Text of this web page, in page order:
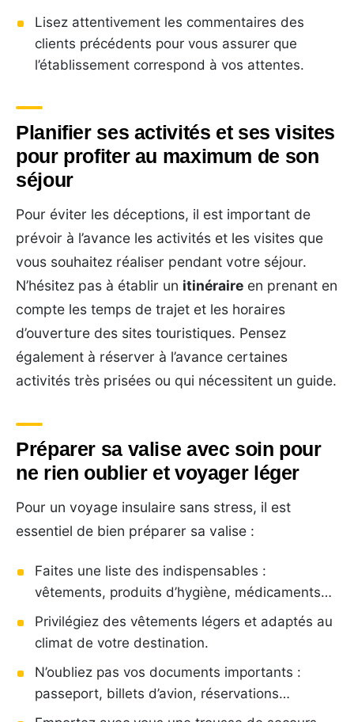
Lisez attentivement les commentaires des
clients précédents pour vous assurer que
l’établissement correspond à vos attentes.
Planifier ses activités et ses visites
pour profiter au maximum de son
séjour
Pour éviter les déceptions, il est important de
prévoir à l’avance les activités et les visites que
vous souhaitez réaliser pendant votre séjour.
N’hésitez pas à établir un itinéraire en prenant en
compte les temps de trajet et les horaires
d’ouverture des sites touristiques. Pensez
également à réserver à l’avance certaines
activités très prisées ou qui nécessitent un guide.
Préparer sa valise avec soin pour
ne rien oublier et voyager léger
Pour un voyage insulaire sans stress, il est
essentiel de bien préparer sa valise :
Faites une liste des indispensables :
vêtements, produits d’hygiène, médicaments…
Privilégiez des vêtements légers et adaptés au
climat de votre destination.
N’oubliez pas vos documents importants :
passeport, billets d’avion, réservations…